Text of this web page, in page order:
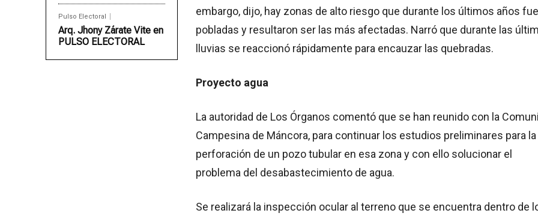
Pulso Electoral
Arq. Jhony Zárate Vite en
PULSO ELECTORAL
embargo, dijo, hay zonas de alto riesgo que durante los últimos años
pobladas y resultaron ser las más afectadas. Narró que durante las
lluvias se reaccionó rápidamente para encauzar las quebradas.
Proyecto agua
La autoridad de Los Órganos comentó que se han reunido con la
Campesina de Máncora, para continuar los estudios preliminares para la
perforación de un pozo tubular en esa zona y con ello solucionar el
problema del desabastecimiento de agua.
Se realizará la inspección ocular al terreno que se encuentra dentro de